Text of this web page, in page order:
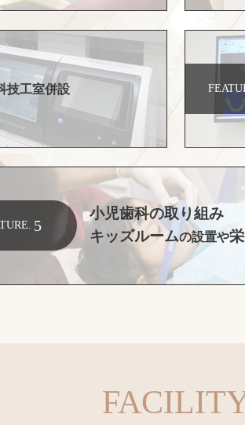
技工室併設
5
小児歯科の取り組み
キッズルームの設置や